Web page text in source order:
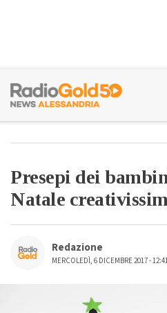
Presepi dei
Natale
Redazione
MERCOLEDÌ, 6 DICEMBRE 2017 -